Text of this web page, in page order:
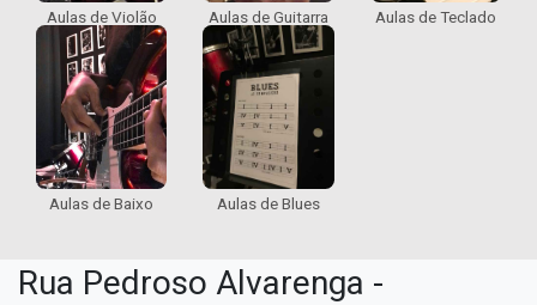
Aulas de Violão Aulas de Guitarra Aulas de Teclado
Aulas de Baixo Aulas de Blues
Rua Pedroso Alvarenga -